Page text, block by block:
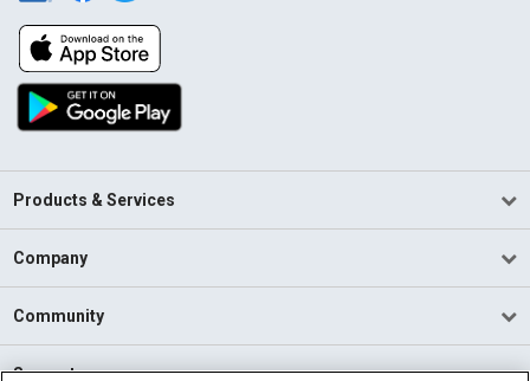
Products & Services
Company
Community
Support